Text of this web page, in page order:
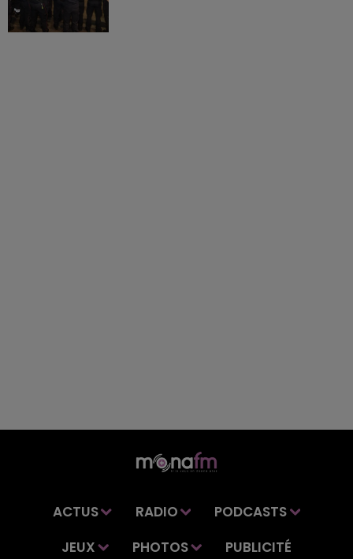
ACTUS RADIO
PODCASTS
JEUX
PHOTOS PUBLICITÉ